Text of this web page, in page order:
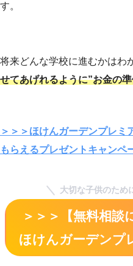
す。
将来どんな学校に進むかはわ
せてあげれるように”お金の
＞＞＞ほけんガーデンプレミ
もらえるプレゼントキャンペ
大切な子供のため
＞＞＞【無料相談
ほけんガーデンプ